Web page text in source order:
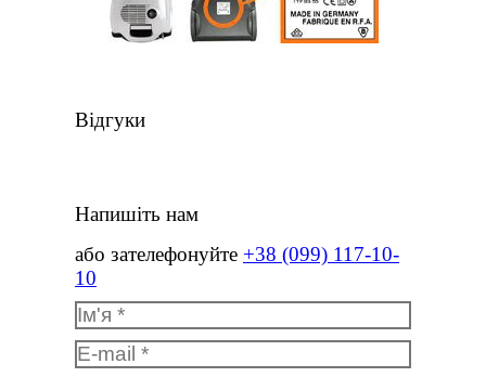
Відгуки
Напишіть нам
або зателефонуйте +38 (099) 117-10-
10
Ім'я *
E-mail *